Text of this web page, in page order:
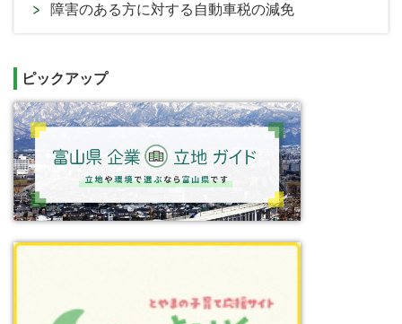
障害のある方に対する自動車税の減免
ピックアップ